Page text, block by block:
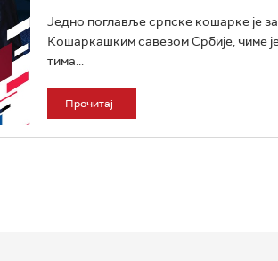
Једно поглавље српске кошарке је
Кошаркашким савезом Србије, чиме
тима...
Прочитај